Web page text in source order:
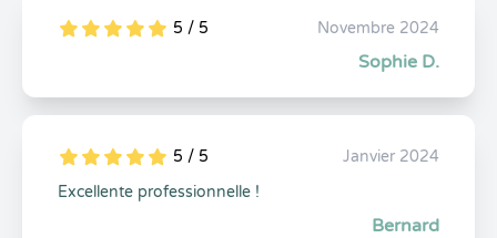
5
1
5
0 5 / 5 Novembre 2024
Sophie D.
5
1
5
0 5 / 5
Janvier 2024
Excellente professionnelle !
Bernard